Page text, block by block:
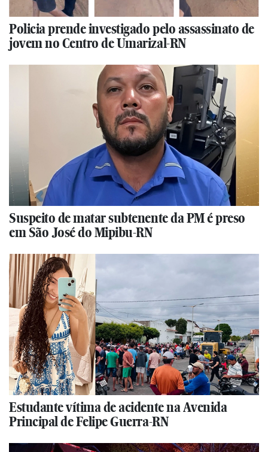
Policia prende investigado pelo assassinato de
jovem no Centro de Umarizal-RN
Suspeito de matar subtenente da PM é preso
em São José do Mipibu-RN
Estudante vítima de acidente na Avenida
Principal de Felipe Guerra-RN